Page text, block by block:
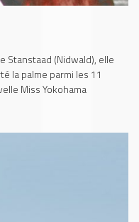
Stanstaad (Nidwald), elle
la palme parmi les 11
Miss Yokohama